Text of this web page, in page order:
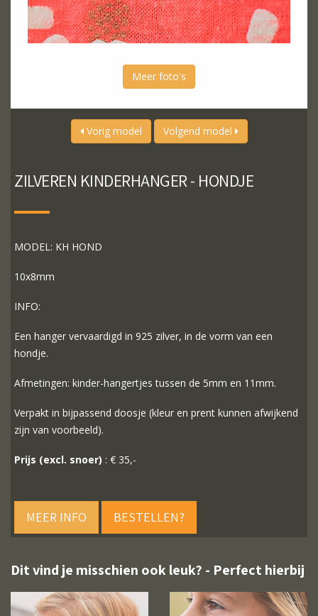
Meer foto's
Vorig model Volgend model
ZILVEREN KINDERHANGER - HONDJE
MODEL: KH HOND
10x8mm
INFO:
Een hanger vervaardigd in 925 zilver, in de vorm van een
hondje.
Afmetingen: kinder-hangertjes tussen de 5mm en 11mm.
Verpakt in bijpassend doosje (kleur en prent kunnen afwijkend
zijn van voorbeeld).
Prijs (excl. snoer) : € 35,-
MEER INFO BESTELLEN?
Dit vind je misschien ook leuk? - Perfect hierbij